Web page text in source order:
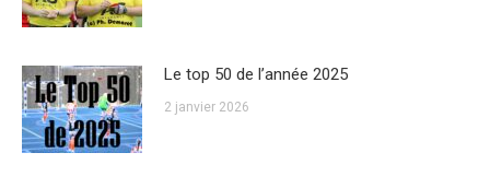
Le top 50 de l’année 2025
2 janvier 2026